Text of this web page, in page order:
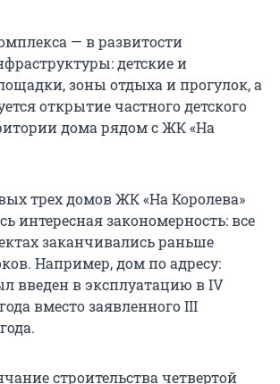
— в развитости
детские и
зоны отдыха и прогулок, а
открытие частного детского
дома рядом с ЖК «На
трех домов ЖК «На Королева»
интересная закономерность: все
заканчивались раньше
Например, дом по адресу:
введен в эксплуатацию в IV
вместо заявленного III
строительства четвертой